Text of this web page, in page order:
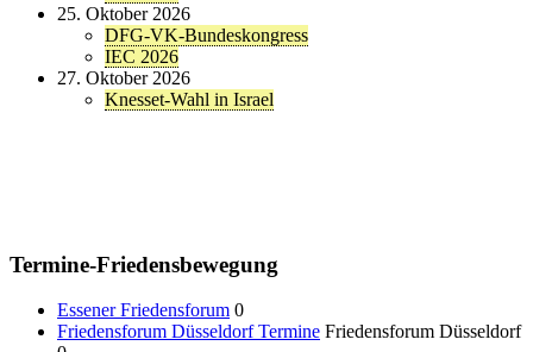
25. Oktober 2026
DFG-VK-Bundeskongress
IEC 2026
27. Oktober 2026
Knesset-Wahl in Israel
Termine-Friedensbewegung
Essener Friedensforum 0
Friedensforum Düsseldorf Termine Friedensforum Düsseldorf